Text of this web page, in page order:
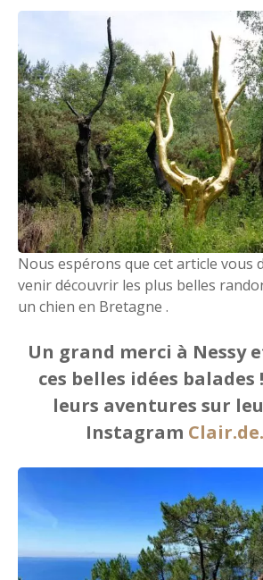
Nous espérons que cet article vous
venir découvrir les plus belles
un chien en Bretagne .
Un grand merci à Nessy
ces belles idées balades
leurs aventures sur
Instagram